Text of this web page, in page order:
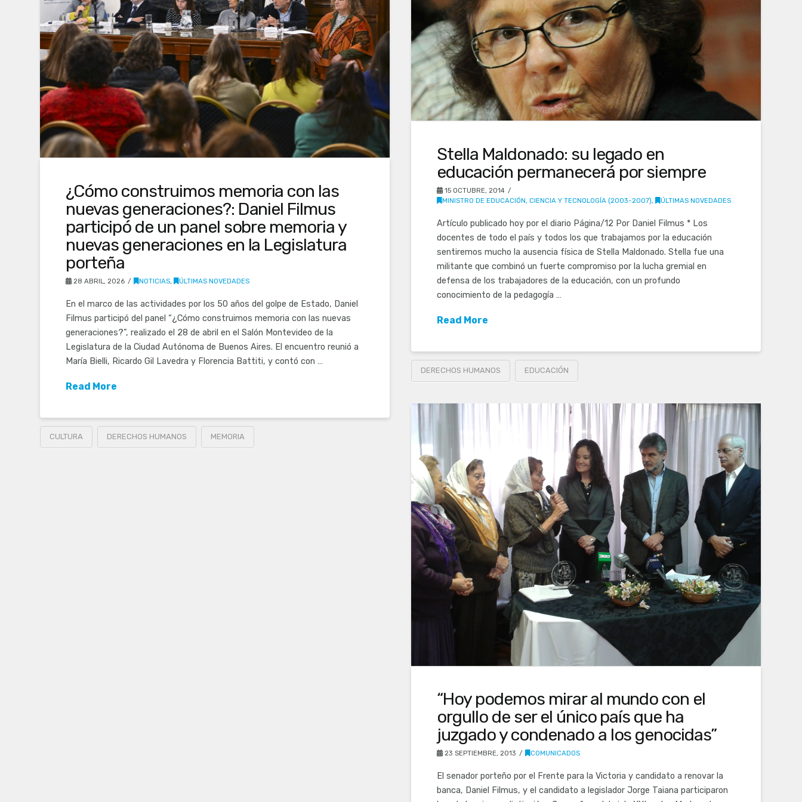
¿Cómo construimos memoria con las
nuevas generaciones?: Daniel Filmus
participó de un panel sobre memoria y
nuevas generaciones en la Legislatura
porteña
28 ABRIL, 2026 NOTICIAS, ÚLTIMAS NOVEDADES
En el marco de las actividades por los 50 años del golpe de Estado, Daniel
Filmus participó del panel “¿Cómo construimos memoria con las nuevas
generaciones?”, realizado el 28 de abril en el Salón Montevideo de la
Legislatura de la Ciudad Autónoma de Buenos Aires. El encuentro reunió a
María Bielli, Ricardo Gil Lavedra y Florencia Battiti, y contó con …
Read More
CULTURA DERECHOS HUMANOS MEMORIA
Stella Maldonado: su legado en
educación permanecerá por siempre
15 OCTUBRE, 2014
MINISTRO DE EDUCACIÓN, CIENCIA Y TECNOLOGÍA (2003-2007), ÚLTIMAS NOVEDADES
Artículo publicado hoy por el diario Página/12 Por Daniel Filmus * Los
docentes de todo el país y todos los que trabajamos por la educación
sentiremos mucho la ausencia física de Stella Maldonado. Stella fue una
militante que combinó un fuerte compromiso por la lucha gremial en
defensa de los trabajadores de la educación, con un profundo
conocimiento de la pedagogía …
Read More
DERECHOS HUMANOS EDUCACIÓN
“Hoy podemos mirar al mundo con el
orgullo de ser el único país que ha
juzgado y condenado a los genocidas”
23 SEPTIEMBRE, 2013 COMUNICADOS
El senador porteño por el Frente para la Victoria y candidato a renovar la
banca, Daniel Filmus, y el candidato a legislador Jorge Taiana participaron